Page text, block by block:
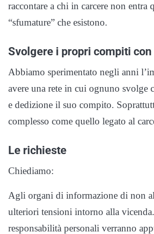
raccontare a chi in carcere non entra
“sfumature” che esistono.
Svolgere i propri compiti
Abbiamo sperimentato negli anni
avere una rete in cui ognuno svolge
e dedizione il suo compito.
complesso come quello legato al
Le richieste
Chiediamo:
Agli organi di informazione di non
ulteriori tensioni intorno alla
responsabilità personali verranno